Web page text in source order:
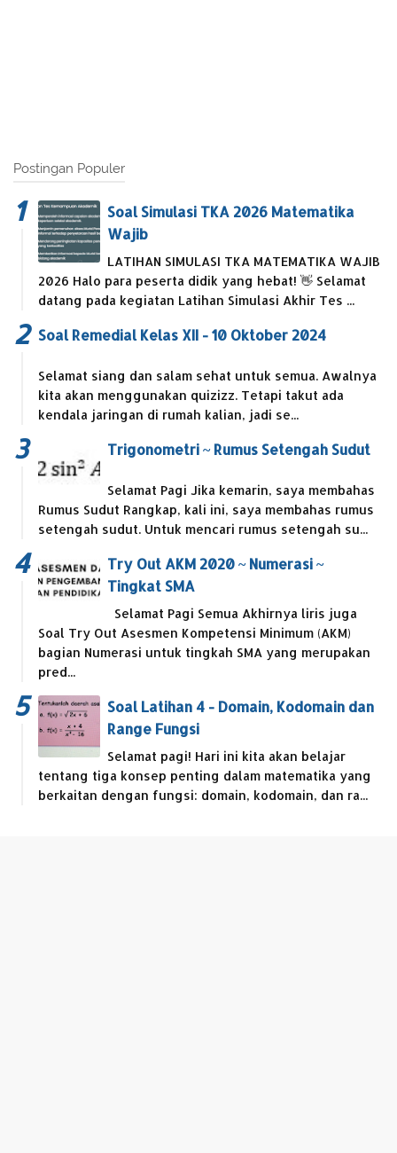
Postingan Populer
Soal Simulasi TKA 2026 Matematika
Wajib
LATIHAN SIMULASI TKA MATEMATIKA WAJIB
2026 Halo para peserta didik yang hebat! 👋 Selamat
datang pada kegiatan Latihan Simulasi Akhir Tes ...
Soal Remedial Kelas XII - 10 Oktober 2024
Selamat siang dan salam sehat untuk semua. Awalnya
kita akan menggunakan quizizz. Tetapi takut ada
kendala jaringan di rumah kalian, jadi se...
Trigonometri ~ Rumus Setengah Sudut
Selamat Pagi Jika kemarin, saya membahas
Rumus Sudut Rangkap, kali ini, saya membahas rumus
setengah sudut. Untuk mencari rumus setengah su...
Try Out AKM 2020 ~ Numerasi ~
Tingkat SMA
Selamat Pagi Semua Akhirnya liris juga
Soal Try Out Asesmen Kompetensi Minimum (AKM)
bagian Numerasi untuk tingkah SMA yang merupakan
pred...
Soal Latihan 4 - Domain, Kodomain dan
Range Fungsi
Selamat pagi! Hari ini kita akan belajar
tentang tiga konsep penting dalam matematika yang
berkaitan dengan fungsi: domain, kodomain, dan ra...